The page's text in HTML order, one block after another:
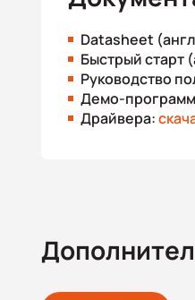
Datasheet
Быстрый старт
Руководство
Демо-
Драйвера: